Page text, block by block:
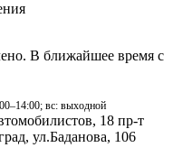
В ближайшее время с
вс: выходной
18 пр-т
ул.Баданова, 106